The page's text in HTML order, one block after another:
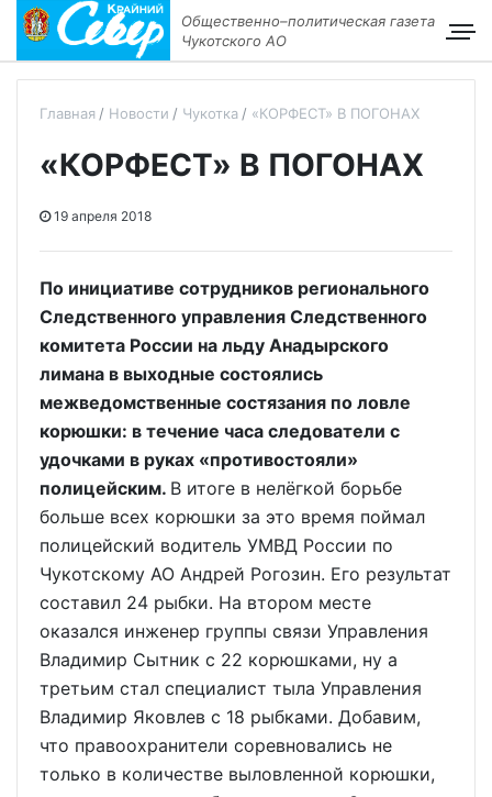
Общественно–политическая газета
Чукотского АО
Главная Новости Чукотка «КОРФЕСТ» В ПОГОНАХ
«КОРФЕСТ» В ПОГОНАХ
19 апреля 2018
По инициативе сотрудников регионального
Следственного управления Следственного
комитета России на льду Анадырского
лимана в выходные состоялись
межведомственные состязания по ловле
корюшки: в течение часа следователи с
удочками в руках «противостояли»
полицейским. В итоге в нелёгкой борьбе
больше всех корюшки за это время поймал
полицейский водитель УМВД России по
Чукотскому АО Андрей Рогозин. Его результат
составил 24 рыбки. На втором месте
оказался инженер группы связи Управления
Владимир Сытник с 22 корюшками, ну а
третьим стал специалист тыла Управления
Владимир Яковлев с 18 рыбками. Добавим,
что правоохранители соревновались не
только в количестве выловленной корюшки,